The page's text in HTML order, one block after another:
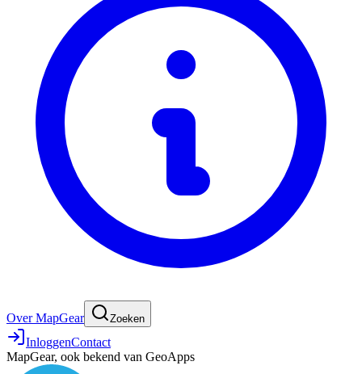
Over MapGear Zoeken
InloggenContact
MapGear, ook bekend van GeoApps